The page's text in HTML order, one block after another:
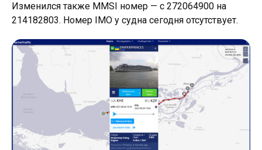
Изменился также MMSI номер — с 272064900 на
214182803. Номер IMO у судна сегодня отсутствует.